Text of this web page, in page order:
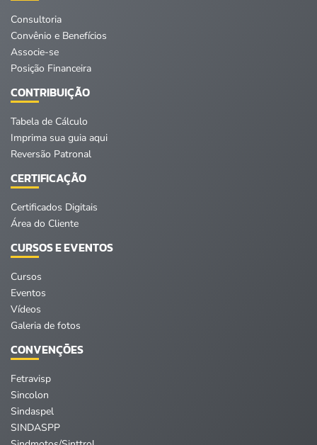
Consultoria
Convênio e Benefícios
Associe-se
Posição Financeira
CONTRIBUIÇÃO
Tabela de Cálculo
Imprima sua guia aqui
Reversão Patronal
CERTIFICAÇÃO
Certificados Digitais
Área do Cliente
CURSOS E EVENTOS
Cursos
Eventos
Vídeos
Galeria de fotos
CONVENÇÕES
Fetravisp
Sincolon
Sindaspel
SINDASPP